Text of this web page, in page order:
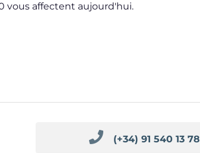
vous affectent aujourd'hui.
(+34) 91 540 13 78